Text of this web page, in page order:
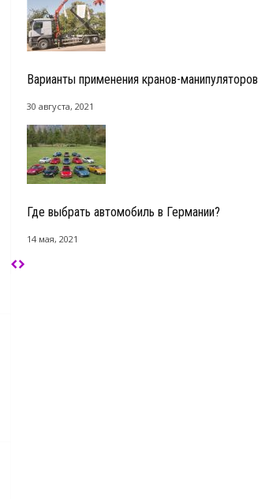
Варианты применения кранов-манипуляторов
30 августа, 2021
Где выбрать автомобиль в Германии?
14 мая, 2021